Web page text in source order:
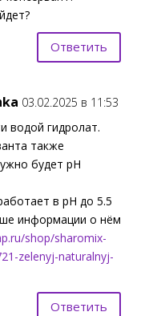
Ответить
03.02.2025 в 11:53
водой гидролат.
также
будет pH
в pH до 5.5
информации о нём
shop/sharomix-
zelenyj-naturalnyj-
Ответить